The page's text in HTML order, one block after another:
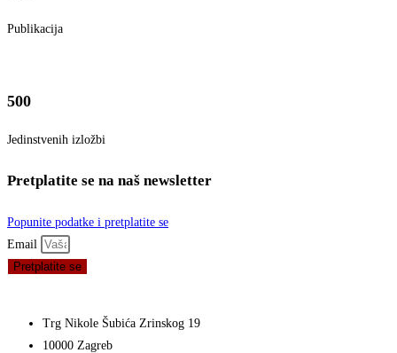
Publikacija
500
Jedinstvenih izložbi
Pretplatite se na naš newsletter
Popunite podatke i pretplatite se
Email
Pretplatite se
Trg Nikole Šubića Zrinskog 19
10000 Zagreb